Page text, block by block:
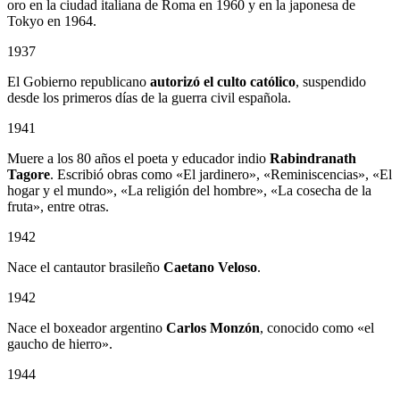
oro en la ciudad italiana de Roma en 1960 y en la japonesa de
Tokyo en 1964.
1937
El Gobierno republicano autorizó el culto católico, suspendido
desde los primeros días de la guerra civil española.
1941
Muere a los 80 años el poeta y educador indio Rabindranath
Tagore. Escribió obras como «El jardinero», «Reminiscencias», «El
hogar y el mundo», «La religión del hombre», «La cosecha de la
fruta», entre otras.
1942
Nace el cantautor brasileño Caetano Veloso.
1942
Nace el boxeador argentino Carlos Monzón, conocido como «el
gaucho de hierro».
1944